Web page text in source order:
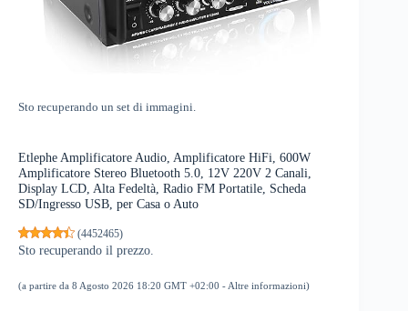
Sto recuperando un set di immagini.
Etlephe Amplificatore Audio, Amplificatore HiFi, 600W
Amplificatore Stereo Bluetooth 5.0, 12V 220V 2 Canali,
Display LCD, Alta Fedeltà, Radio FM Portatile, Scheda
SD/Ingresso USB, per Casa o Auto
(4452465)
Sto recuperando il prezzo.
(a partire da 8 Agosto 2026 18:20 GMT +02:00 - Altre informazioni)